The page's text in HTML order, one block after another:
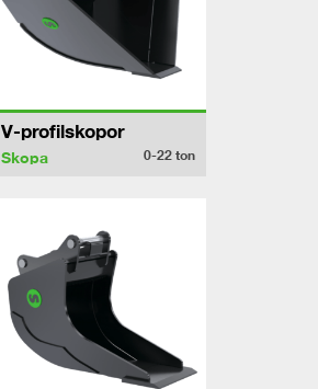
V-profilskopor
Skopa 0-22 ton